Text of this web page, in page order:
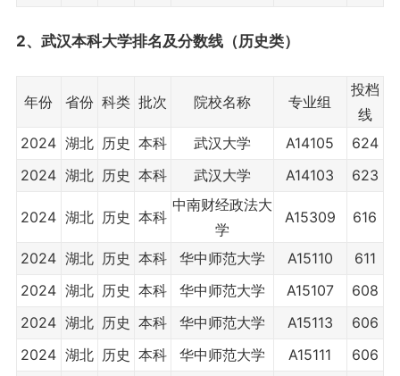
2、武汉本科大学排名及分数线（历史类）
年份 省份 科类 批次 院校名称 专业组
投档
线
2024 湖北 历史 本科 武汉大学 A14105
624
2024 湖北 历史 本科 武汉大学 A14103 623
2024 湖北 历史 本科
中南财经政法大
学
A15309 616
2024 湖北 历史 本科 华中师范大学 A15110
611
2024 湖北 历史 本科 华中师范大学 A15107
608
2024 湖北 历史 本科 华中师范大学 A15113
606
2024 湖北 历史 本科 华中师范大学 A15111
606